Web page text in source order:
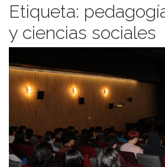
Etiqueta:
y ciencias sociales